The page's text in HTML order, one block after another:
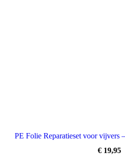
PE Folie Reparatieset voor vijvers
€ 19,95